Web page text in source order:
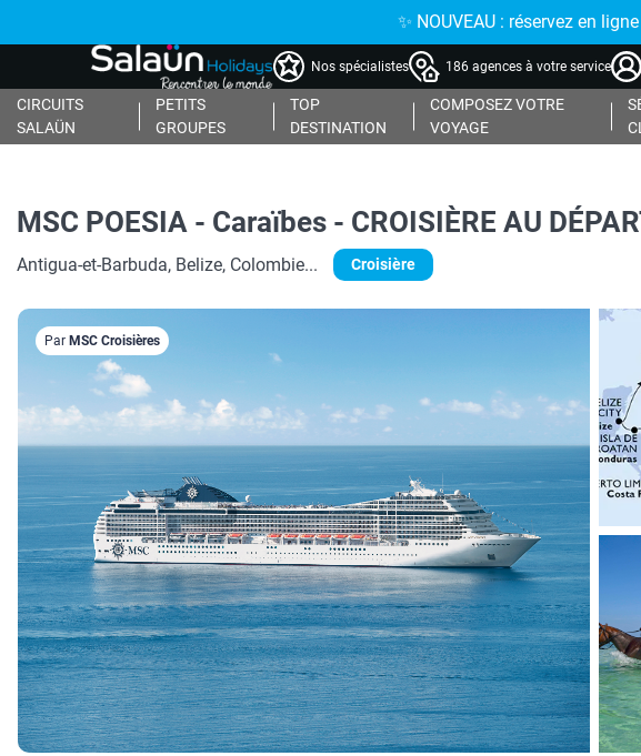
✨ NOUVEAU : réservez en
Nos spécialistes 186 agences à votre service
CIRCUITS
SALAÜN
PETITS
GROUPES
TOP
DESTINATION
COMPOSEZ VOTRE
VOYAGE
MSC POESIA - Caraïbes - CROISIÈRE AU
Antigua-et-Barbuda, Belize, Colombie... Croisière
Par MSC Croisières